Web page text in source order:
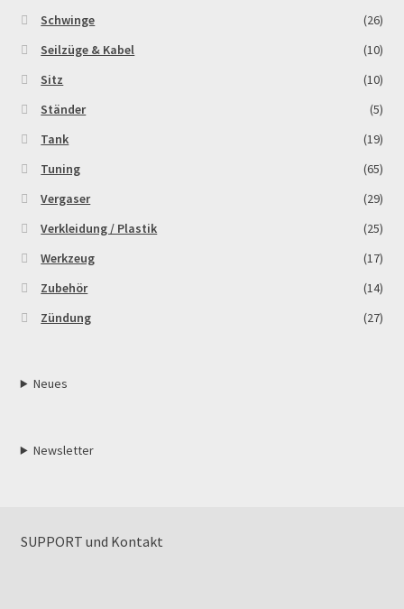
Schwinge
(26)
Seilzüge & Kabel
(10)
Sitz
(10)
Ständer
(5)
Tank
(19)
Tuning
(65)
Vergaser
(29)
Verkleidung / Plastik
(25)
Werkzeug
(17)
Zubehör
(14)
Zündung
(27)
Neues
Newsletter
SUPPORT und Kontakt